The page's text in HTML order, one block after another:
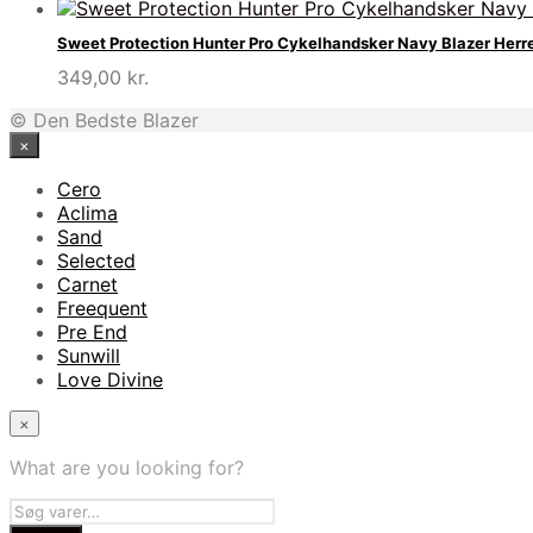
oprindelige
pris
var:
aktuelle
pris
er:
Sweet Protection Hunter Pro Cykelhandsker Navy Blazer
349,00 kr.
© Den Bedste Blazer
×
Cero
Aclima
Sand
Selected
Carnet
Freequent
Pre End
Sunwill
Love Divine
×
What are you looking for?